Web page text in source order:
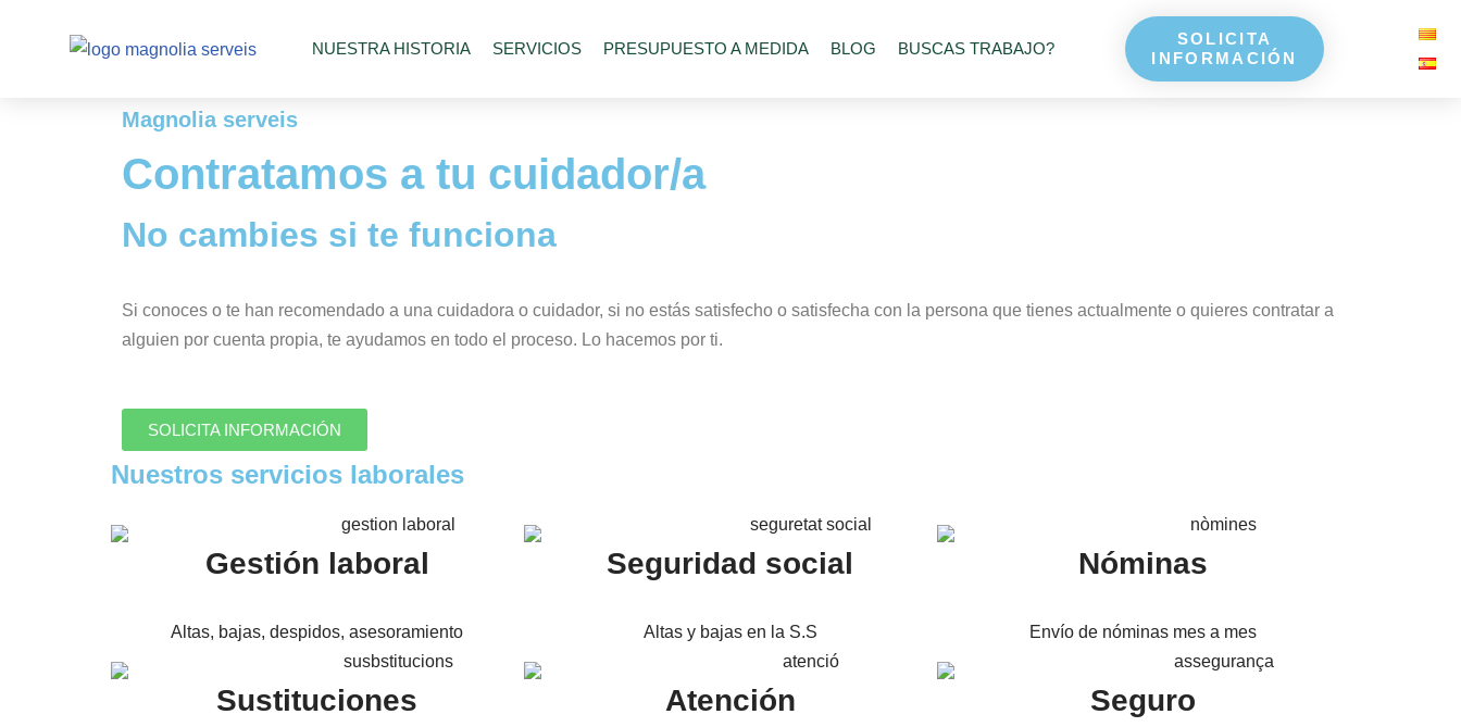
NUESTRA HISTORIA SERVICIOS PRESUPUESTO A MEDIDA BLOG BUSCAS TRABAJO?
SOLICITA
INFORMACIÓN
Magnolia serveis
Contratamos a tu cuidador/a
No cambies si te funciona
Si conoces o te han recomendado a una cuidadora o cuidador, si no estás satisfecho o satisfecha con la persona que tienes actualmente o quieres contratar a
alguien por cuenta propia, te ayudamos en todo el proceso. Lo hacemos por ti.
SOLICITA INFORMACIÓN
Nuestros servicios laborales
Gestión laboral
Altas, bajas, despidos, asesoramiento
Seguridad social
Altas y bajas en la S.S
Nóminas
Envío de nóminas mes a mes
Sustituciones Atención Seguro